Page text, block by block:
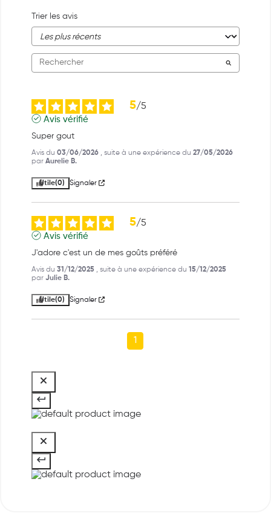
Trier les avis
5/5
Avis vérifié
Super gout
Avis du 03/06/2026 , suite à une expérience du 27/05/2026
par Aurelie B.
Utile(0) Signaler
5/5
Avis vérifié
J'adore c'est un de mes goûts préféré
Avis du 31/12/2025 , suite à une expérience du 15/12/2025
par Julie B.
Utile(0) Signaler
1